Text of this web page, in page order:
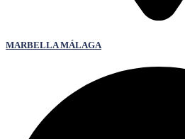
MARBELLA MÁLAGA